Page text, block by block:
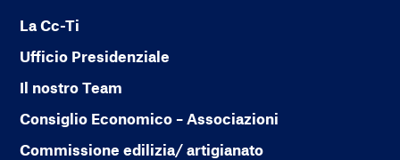
La Cc-Ti
Ufficio Presidenziale
Il nostro Team
Consiglio Economico – Associazioni
Commissione edilizia/ artigianato